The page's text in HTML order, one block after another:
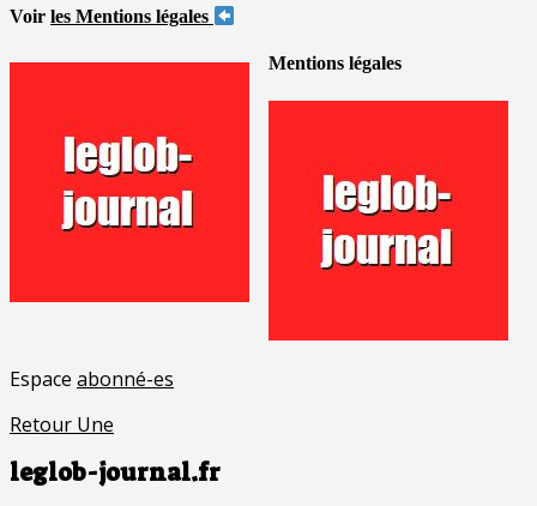
Voir les Mentions légales
Mentions légales
Espace abonné-es
Retour Une
leglob-journal.fr